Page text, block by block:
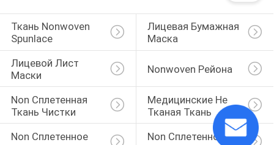
Ткань Nonwoven
Spunlace
Лицевая Бумажная
Маска
Лицевой Лист
Маски
Nonwoven Рейона
Non Сплетенная
Ткань Чистки
Медицинские Не
Тканая Ткань
Non Сплетенное
Non Сплетенное